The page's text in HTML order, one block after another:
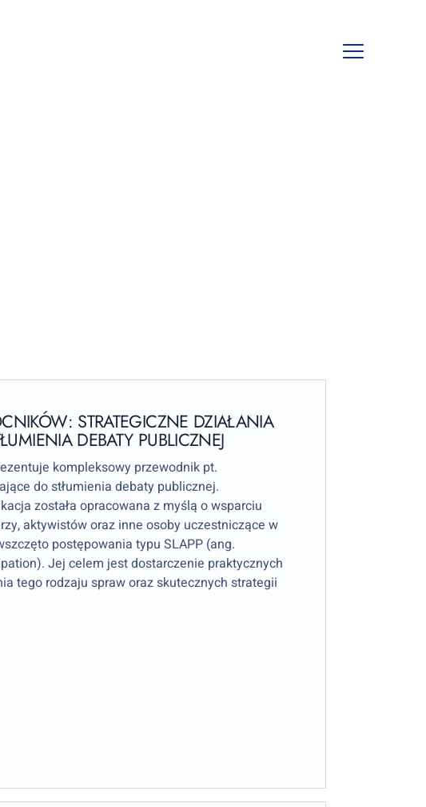
Open
STRATEGICZNE DZIAŁANIA
DEBATY PUBLICZNEJ
kompleksowy przewodnik pt.
do stłumienia debaty publicznej.
została opracowana z myślą o wsparciu
aktywistów oraz inne osoby uczestniczące w
postępowania typu SLAPP (ang.
Jej celem jest dostarczenie praktycznych
tego rodzaju spraw oraz skutecznych strategii